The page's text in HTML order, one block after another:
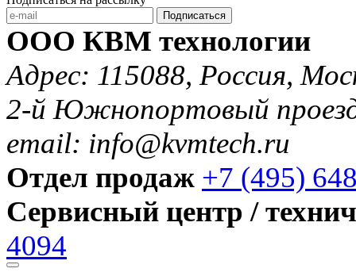
Подписаться
ООО КВМ технологии
Адрес: 115088, Россия,
2-й Южнопортовый
email: info@kvmtech.ru
Отдел продаж +7 (495)
Сервисный центр /
4094